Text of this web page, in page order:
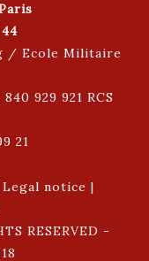
/ Ecole Militaire
929 921 RCS
21
Legal notice |
RESERVED -